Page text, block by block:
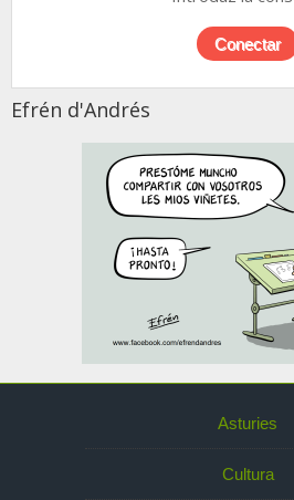
Efrén d'Andrés
Asturies
Cultura